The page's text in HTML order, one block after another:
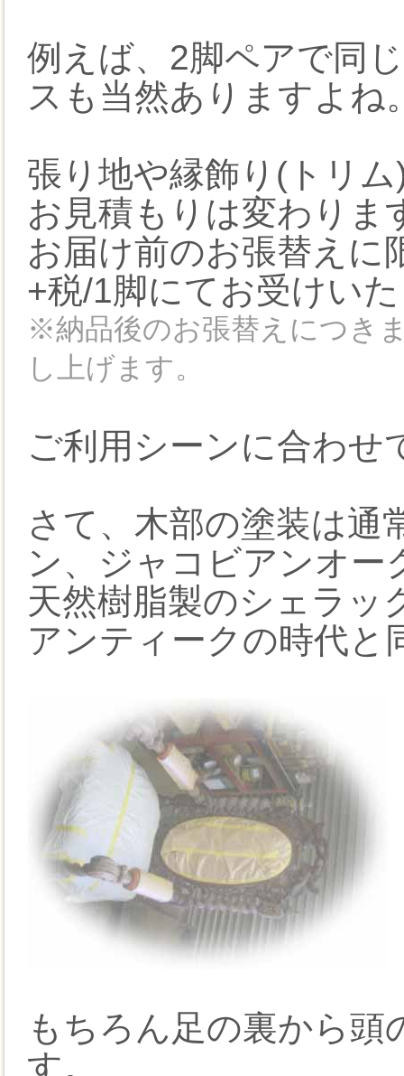
例えば、2脚ペアで同
スも当然ありますよね
張り地や縁飾り(トリ
お見積もりは変わりま
お届け前のお張替えに
+税/1脚にてお受けい
※納品後のお張替えにつき
し上げます。
ご利用シーンに合わせ
さて、木部の塗装は通
ン、ジャコビアンオー
天然樹脂製のシェラッ
アンティークの時代と
もちろん足の裏から
す。